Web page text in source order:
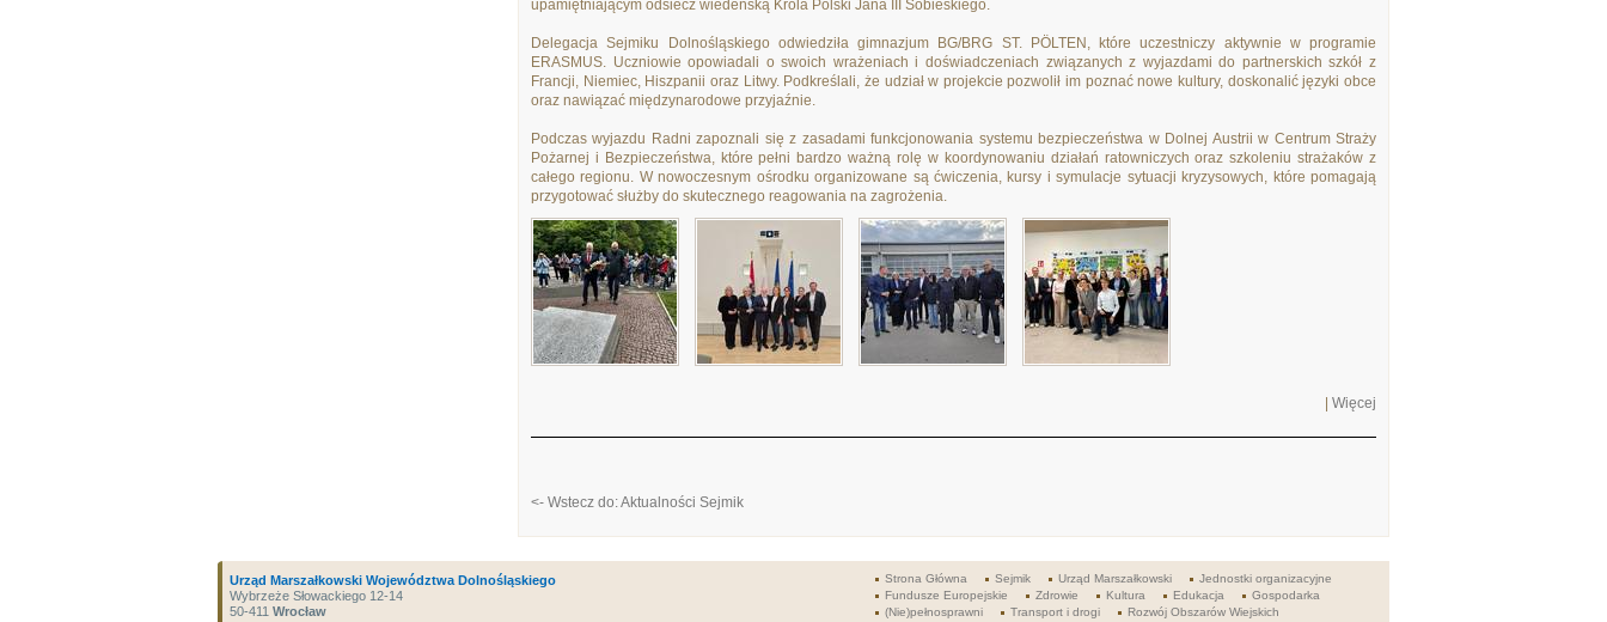
upamiętniającym odsiecz wiedeńską Króla Polski Jana III Sobieskiego.
Delegacja Sejmiku Dolnośląskiego odwiedziła gimnazjum BG/BRG ST. PÖLTEN, które uczestniczy aktywnie w programie
ERASMUS. Uczniowie opowiadali o swoich wrażeniach i doświadczeniach związanych z wyjazdami do partnerskich szkół z
Francji, Niemiec, Hiszpanii oraz Litwy. Podkreślali, że udział w projekcie pozwolił im poznać nowe kultury, doskonalić języki obce
oraz nawiązać międzynarodowe przyjaźnie.
Podczas wyjazdu Radni zapoznali się z zasadami funkcjonowania systemu bezpieczeństwa w Dolnej Austrii w Centrum Straży
Pożarnej i Bezpieczeństwa, które pełni bardzo ważną rolę w koordynowaniu działań ratowniczych oraz szkoleniu strażaków z
całego regionu. W nowoczesnym ośrodku organizowane są ćwiczenia, kursy i symulacje sytuacji kryzysowych, które pomagają
przygotować służby do skutecznego reagowania na zagrożenia. ​
Więcej
<- Wstecz do: Aktualności Sejmik
Urząd Marszałkowski Województwa Dolnośląskiego
Wybrzeże Słowackiego 12-14
50-411 Wrocław
Strona Główna Sejmik Urząd Marszałkowski
Jednostki organizacyjne
Fundusze Europejskie
Zdrowie Kultura Edukacja
Gospodarka
(Nie)pełnosprawni
Transport i drogi Rozwój Obszarów Wiejskich